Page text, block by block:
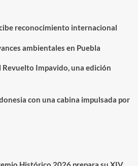
reconocimiento internacional
ambientales en Puebla
Impavido, una edición
con una cabina impulsada por